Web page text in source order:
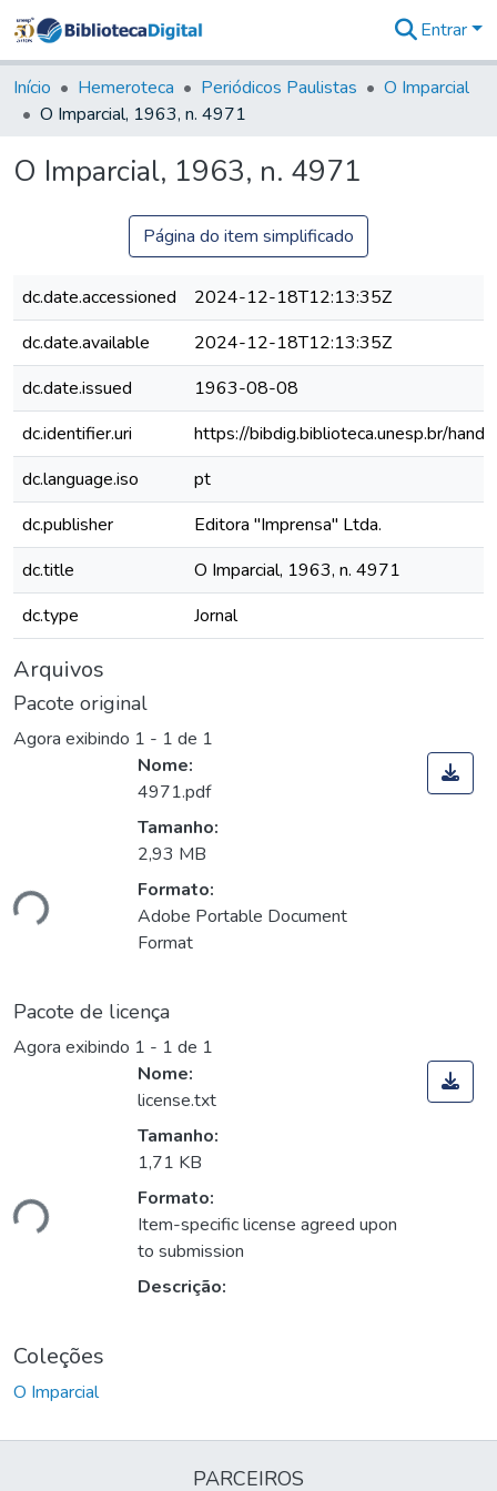
&
Coleções
Tudo na
Digital
Entrar
Início Hemeroteca Periódicos Paulistas
O Imparcial
O Imparcial, 1963, n. 4971
O Imparcial, 1963, n. 4971
Página do item simplificado
dc.date.accessioned
2024-12-18T12:13:35Z
dc.date.available
2024-12-18T12:13:35Z
dc.date.issued
1963-08-08
dc.identifier.uri
https://bibdig.biblioteca.unesp.br/
dc.language.iso
pt
dc.publisher
Editora "Imprensa" Ltda.
dc.title
O Imparcial, 1963, n. 4971
dc.type
Jornal
Arquivos
Pacote original
Agora exibindo 1 - 1 de 1
Nome:
4971.pdf
Tamanho:
2,93 MB
Formato:
Adobe Portable Document
Format
Pacote de licença
Agora exibindo 1 - 1 de 1
Nome:
license.txt
Tamanho:
1,71 KB
Formato:
Item-specific license agreed upon
to submission
Descrição:
Coleções
O Imparcial
PARCEIROS